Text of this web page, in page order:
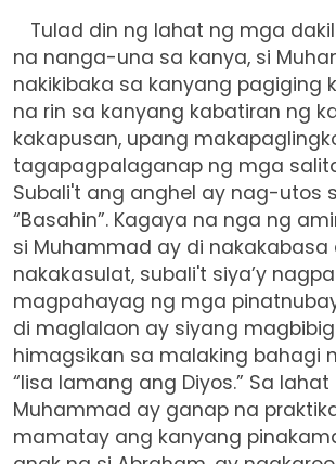
Tulad din ng lahat ng mga
na nanga-una sa kanya, si
nakikibaka sa kanyang pagiging
na rin sa kanyang kabatiran ng
kakapusan, upang
tagapagpalaganap ng mga
Subali't ang anghel ay nag-utos
“Basahin”. Kagaya na nga ng
si Muhammad ay di nakakabasa
nakakasulat, subali't siya’y
magpahayag ng mga
di maglalaon ay siyang
himagsikan sa malaking bahagi
“Iisa lamang ang Diyos.” Sa
Muhammad ay ganap na
mamatay ang kanyang